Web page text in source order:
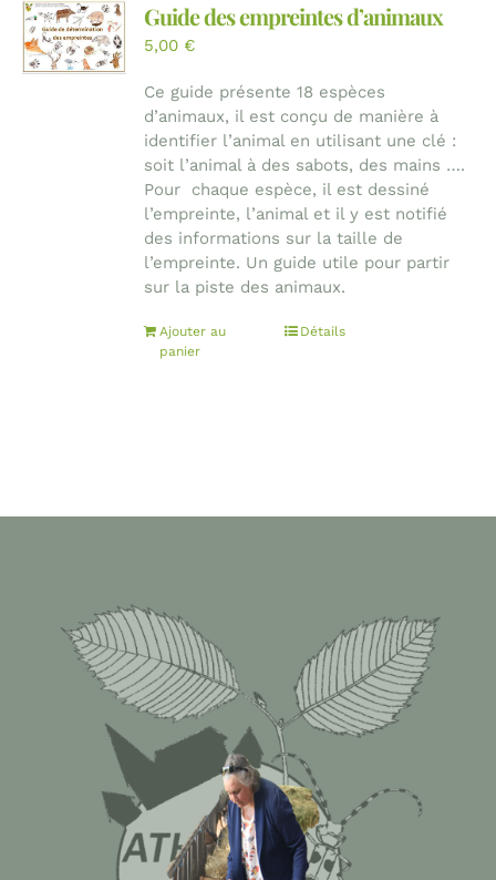
Guide des empreintes d’animaux
5,00 €
Ce guide présente 18 espèces
d’animaux, il est conçu de manière à
identifier l’animal en utilisant une clé :
soit l’animal à des sabots, des mains ….
Pour chaque espèce, il est dessiné
l’empreinte, l’animal et il y est notifié
des informations sur la taille de
l’empreinte. Un guide utile pour partir
sur la piste des animaux.
Ajouter au
panier
Détails